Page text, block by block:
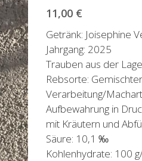
11,00 €
Getränk: Joisephine
Jahrgang: 2025
Trauben aus der
Rebsorte:
Verarbeitung/
Aufbewahrung in
mit Kräutern und
Säure: 10,1 ‰
Kohlenhydrate: 100